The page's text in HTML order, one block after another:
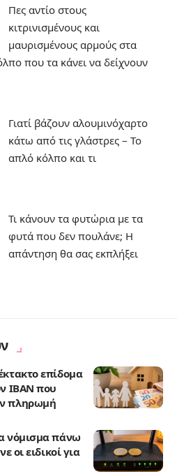
Πες αντίο στους
κιτρινισμένους και
μαυρισμένους αρμούς στα
που τα κάνει να δείχνουν
Γιατί βάζουν αλουμινόχαρτο
κάτω από τις γλάστρες – Το
απλό κόλπο και τι
Τι κάνουν τα φυτώρια με τα
φυτά που δεν πουλάνε; Η
απάντηση θα σας εκπλήξει
επίδομα
IBAN που
πληρωμή
νόμισμα πάνω
οι ειδικοί για